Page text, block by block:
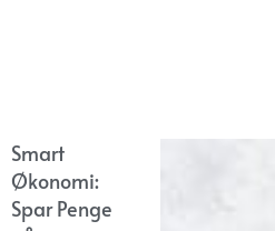
Smart
Økonomi:
Spar Penge